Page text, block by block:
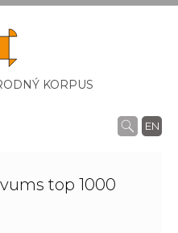
KORPUS
EN
top 1000